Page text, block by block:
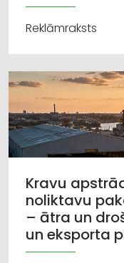
Reklāmraksts
Kravu
noliktavu
– ātra un
un eksporta